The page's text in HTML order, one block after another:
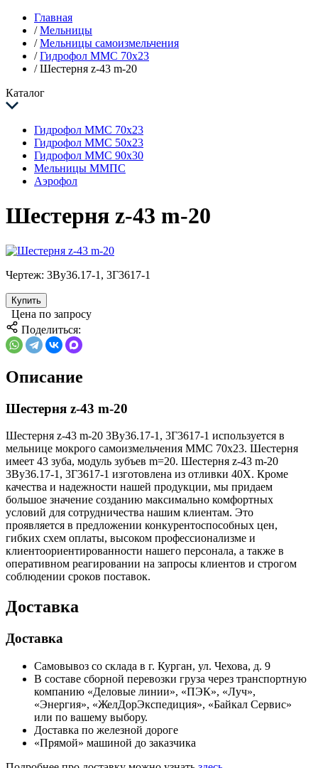
Главная
/ Мельницы
/ Мельницы самоизмельчения
/ Гидрофол ММС 70х23
/ Шестерня z-43 m-20
Каталог
Гидрофол ММС 70х23
Гидрофол ММС 50х23
Гидрофол ММС 90х30
Мельницы ММПС
Аэрофол
Шестерня z-43 m-20
Чертеж: 3Ву36.17-1, 3Г3617-1
Купить
Цена по запросу
Поделиться:
Описание
Шестерня z-43 m-20
Шестерня z-43 m-20 3Ву36.17-1, 3Г3617-1 используется в
мельнице мокрого самоизмельчения ММС 70х23. Шестерня
имеет 43 зуба, модуль зубъев m=20. Шестерня z-43 m-20
3Ву36.17-1, 3Г3617-1 изготовлена из отливки 40Х. Кроме
качества и надежности нашей продукции, мы придаем
большое значение созданию максимально комфортных
условий для сотрудничества нашим клиентам. Это
проявляется в предложении конкурентоспособных цен,
гибких схем оплаты, высоком профессионализме и
клиентоориентированности нашего персонала, а также в
оперативном реагировании на запросы клиентов и строгом
соблюдении сроков поставок.
Доставка
Доставка
Самовывоз со склада в г. Курган, ул. Чехова, д. 9
В составе сборной перевозки груза через транспортную
компанию «Деловые линии», «ПЭК», «Луч»,
«Энергия», «ЖелДорЭкспедиция», «Байкал Сервис»
или по вашему выбору.
Доставка по железной дороге
«Прямой» машиной до заказчика